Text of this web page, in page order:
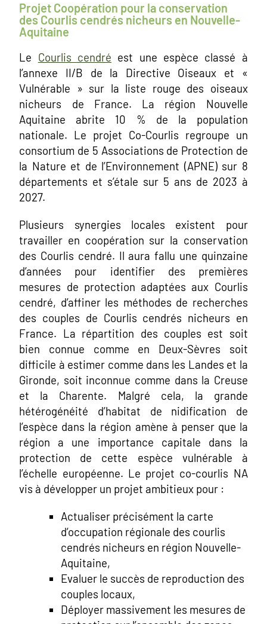
Projet Coopération pour la conservation
des Courlis cendrés nicheurs en Nouvelle-
Aquitaine
Le Courlis cendré est une espèce classé à
l’annexe II/B de la Directive Oiseaux et «
Vulnérable » sur la liste rouge des oiseaux
nicheurs de France. La région Nouvelle
Aquitaine abrite 10 % de la population
nationale. Le projet Co-Courlis regroupe un
consortium de 5 Associations de Protection de
la Nature et de l’Environnement (APNE) sur 8
départements et s’étale sur 5 ans de 2023 à
2027.
Plusieurs synergies locales existent pour
travailler en coopération sur la conservation
des Courlis cendré. Il aura fallu une quinzaine
d’années pour identifier des premières
mesures de protection adaptées aux Courlis
cendré, d’affiner les méthodes de recherches
des couples de Courlis cendrés nicheurs en
France. La répartition des couples est soit
bien connue comme en Deux-Sèvres soit
difficile à estimer comme dans les Landes et la
Gironde, soit inconnue comme dans la Creuse
et la Charente. Malgré cela, la grande
hétérogénéité d’habitat de nidification de
l’espèce dans la région amène à penser que la
région a une importance capitale dans la
protection de cette espèce vulnérable à
l’échelle européenne. Le projet co-courlis NA
vis à développer un projet ambitieux pour :
Actualiser précisément la carte
d’occupation régionale des courlis
cendrés nicheurs en région Nouvelle-
Aquitaine,
Evaluer le succès de reproduction des
couples locaux,
Déployer massivement les mesures de